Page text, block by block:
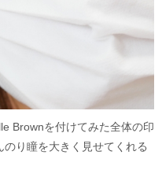
Brownを付けてみた全体の印
り瞳を大きく見せてくれる